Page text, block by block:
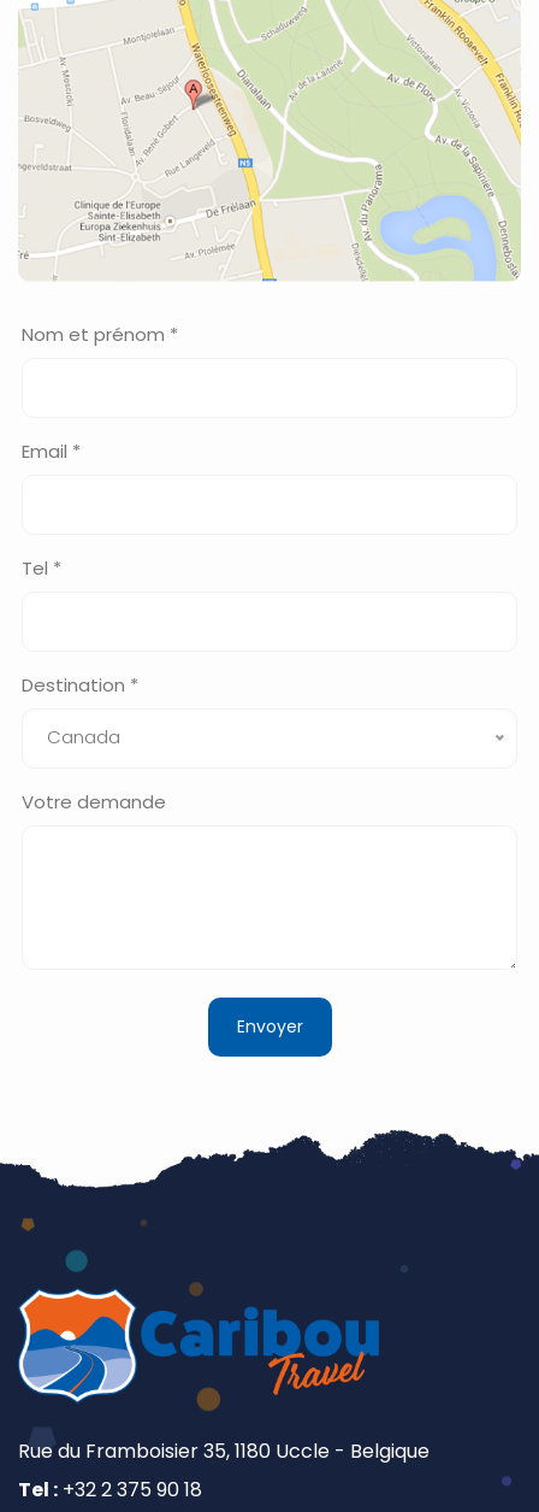
Nom et prénom *
Email *
Tel *
Destination *
Canada
Votre demande
Rue du Framboisier 35, 1180 Uccle - Belgique
Tel : +32 2 375 90 18